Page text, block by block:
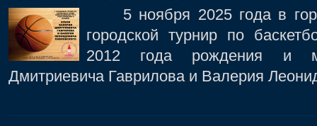
5 ноября 2025 года в
городской турнир по
2012 года рождения и
Дмитриевича Гаврилова и Валерия